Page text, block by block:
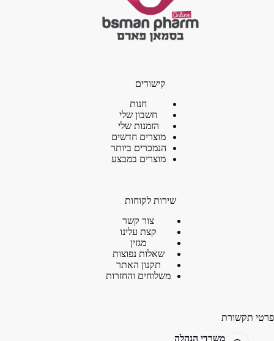
קישורים
חנות
חשבון שלי
הזמנות שלי
מוצרים חדשים
הנמכרים ביותר
מוצרים במבצע
שירות לקוחות
צור קשר
קצת עלינו
מגזין
שאלות נפוצות
תקנון האתר
משלוחים והחזרות
פרטי תקשורת
משרדי הנהלה